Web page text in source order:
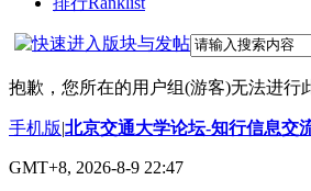
抱歉，您所在的用户组(游客)无法进行
手机版|北京交通大学论坛-知行信息交
GMT+8, 2026-8-9 22:47